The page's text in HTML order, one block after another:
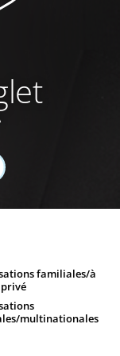
familiales/à
multinationales